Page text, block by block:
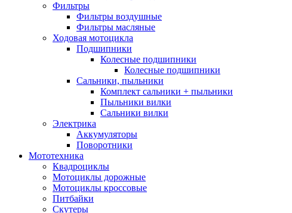
Фильтры
Фильтры воздушные
Фильтры масляные
Ходовая мотоцикла
Подшипники
Колесные подшипники
Колесные подшипники
Сальники, пыльники
Комплект сальники + пыльники
Пыльники вилки
Сальники вилки
Электрика
Аккумуляторы
Поворотники
Мототехника
Квадроциклы
Мотоциклы дорожные
Мотоциклы кроссовые
Питбайки
Скутеры